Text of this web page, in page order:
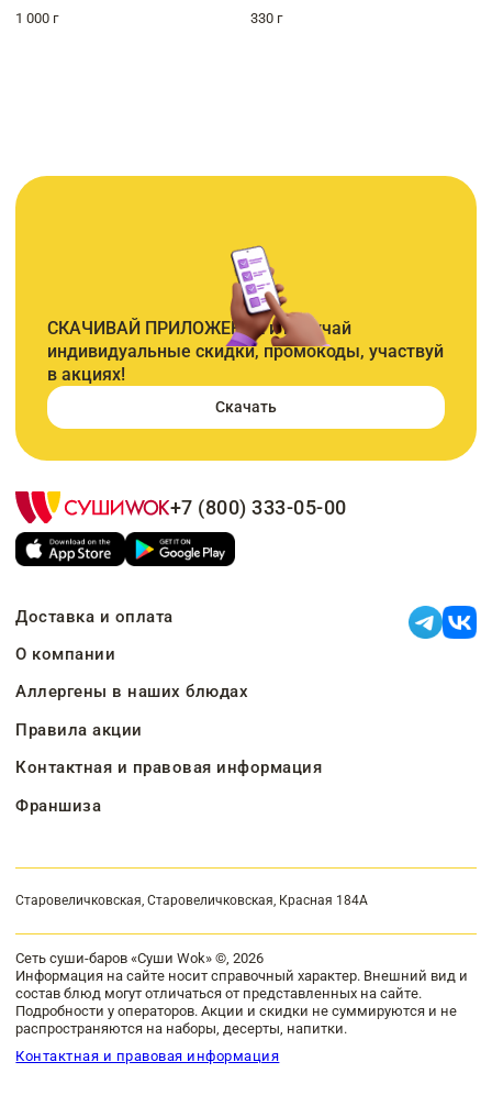
1 000 г 330 г
СКАЧИВАЙ ПРИЛОЖЕНИЕ и получай
индивидуальные скидки, промокоды, участвуй
в акциях!
Скачать
+7 (800) 333-05-00
Доставка и оплата
О компании
Аллергены в наших блюдах
Правила акции
Контактная и правовая информация
Франшиза
Старовеличковская, Старовеличковская, Красная 184А
Сеть суши-баров «Суши Wok» ©, 2026
Информация на сайте носит справочный характер. Внешний вид и
состав блюд могут отличаться от представленных на сайте.
Подробности у операторов. Акции и скидки не суммируются и не
распространяются на наборы, десерты, напитки.
Контактная и правовая информация